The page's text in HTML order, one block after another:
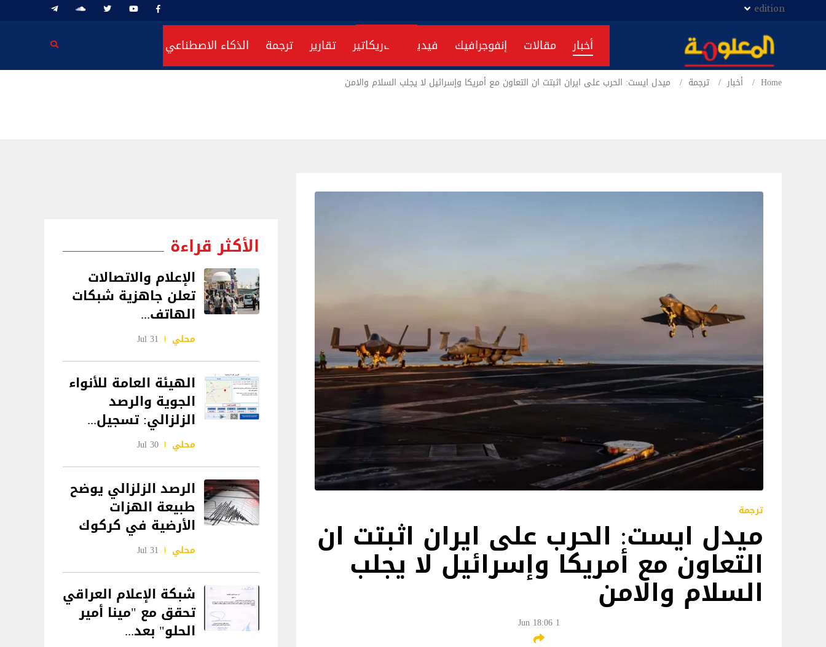
edition
أخبار مقالات إنفوجرافيك فيديو كاريكاتير تقارير ترجمة الذكاء الاصطناعي
Home أخبار ترجمة ميدل ايست: الحرب على ايران اثبتت ان التعاون مع أمريكا وإسرائيل لا يجلب السلام والامن
ترجمة
ميدل ايست: الحرب على ايران اثبتت ان
التعاون مع أمريكا وإسرائيل لا يجلب
السلام والامن
1 Jun 18:06
الأكثر قراءة
الإعلام والاتصالات
تعلن جاهزية شبكات
الهاتف...
محلي 31 Jul
الهيئة العامة للأنواء
الجوية والرصد
الزلزالي: تسجيل...
محلي 30 Jul
الرصد الزلزالي يوضح
طبيعة الهزات
الأرضية في كركوك
محلي 31 Jul
شبكة الإعلام العراقي
تحقق مع "مينا أمير
الحلو" بعد...